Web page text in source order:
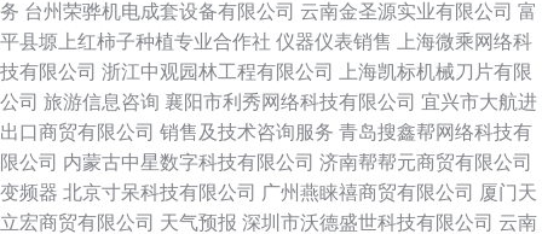
务 台州荣骅机电成套设备有限公司 云南金圣源实业有限公司 富
平县塬上红柿子种植专业合作社 仪器仪表销售
上海微乘网络科
技有限公司 浙江中观园林工程有限公司
上海凯标机械刀片有限
公司 旅游信息咨询 襄阳市利秀网络科技有限公司 宜兴市大航进
出口商贸有限公司 销售及技术咨询服务 青岛搜鑫帮网络科技有
限公司 内蒙古中星数字科技有限公司 济南帮帮元商贸有限公司
变频器 北京寸呆科技有限公司 广州燕睐禧商贸有限公司 厦门天
立宏商贸有限公司 天气预报 深圳市沃德盛世科技有限公司 云南